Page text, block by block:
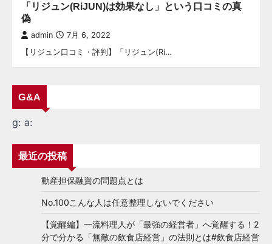
「リジュン(RiJUN)は効果なし」という口コミの真
偽
admin 7月 6, 2022
【リジュン口コミ・評判】「リジュン(Ri…
G&A
g: a:
最近の投稿
動産担保融資の問題点とは
No.100こんな人は任意整理しないでください
【覚醒編】一流料理人が「最強の経営者」へ覚醒する！2
分で分かる「無敵の飲食店経営」の法則とは#飲食店経営